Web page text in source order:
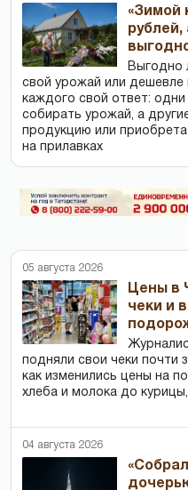
«Зимой
рублей,
Выгодно
свой урожай или дешевле
каждого свой ответ:
собирать урожай, а
продукцию или
на прилавках
05 августа 2026
Цены в
чеки и
подняли свои чеки почти
как изменились цены на
хлеба и молока до
04 августа 2026